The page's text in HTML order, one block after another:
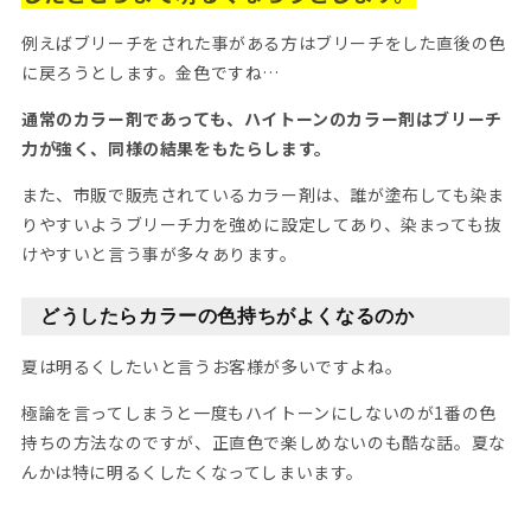
例えばブリーチをされた事がある方はブリーチをした直後の色
に戻ろうとします。金色ですね…
通常のカラー剤であっても、ハイトーンのカラー剤はブリーチ
力が強く、同様の結果をもたらします。
また、市販で販売されているカラー剤は、誰が塗布しても染ま
りやすいようブリーチ力を強めに設定してあり、染まっても抜
けやすいと言う事が多々あります。
どうしたらカラーの色持ちがよくなるのか
夏は明るくしたいと言うお客様が多いですよね。
極論を言ってしまうと一度もハイトーンにしないのが1番の色
持ちの方法なのですが、正直色で楽しめないのも酷な話。夏な
んかは特に明るくしたくなってしまいます。